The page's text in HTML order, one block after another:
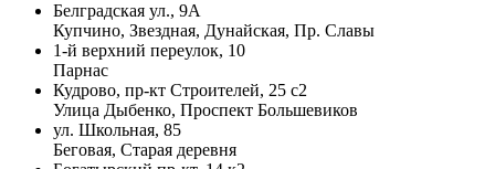
Белградская ул., 9А
Купчино, Звездная, Дунайская, Пр. Славы
1-й верхний переулок, 10
Парнас
Кудрово, пр-кт Строителей, 25 с2
Улица Дыбенко, Проспект Большевиков
ул. Школьная, 85
Беговая, Старая деревня